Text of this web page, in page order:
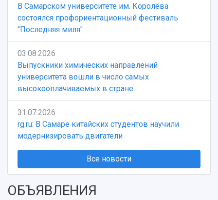
В Самарском университете им. Королёва
состоялся профориентационный фестиваль
"Последняя миля"
03.08.2026
Выпускники химических направлений
университета вошли в число самых
высокооплачиваемых в стране
31.07.2026
rg.ru: В Самаре китайских студентов научили
модернизировать двигатели
Все новости
ОБЪЯВЛЕНИЯ